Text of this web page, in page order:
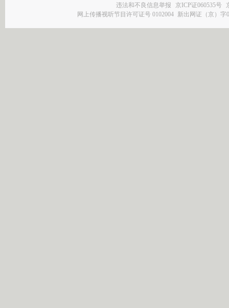
违法和不良信息举报
京ICP证060535号
网上传播视听节目许可证号 0102004 新出网证（京）